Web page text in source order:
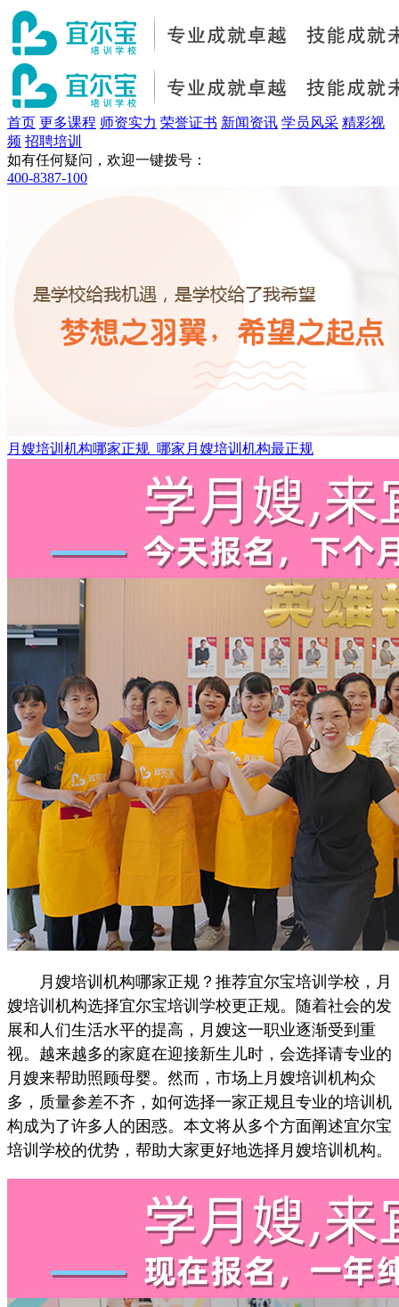
首页 更多课程 师资实力 荣誉证书 新闻资讯 学员风采 精彩视
频 招聘培训
如有任何疑问，欢迎一键拨号：
400-8387-100
月嫂培训机构哪家正规_哪家月嫂培训机构最正规
月嫂培训机构哪家正规？推荐宜尔宝培训学校，月
嫂培训机构选择宜尔宝培训学校更正规。随着社会的发
展和人们生活水平的提高，月嫂这一职业逐渐受到重
视。越来越多的家庭在迎接新生儿时，会选择请专业的
月嫂来帮助照顾母婴。然而，市场上月嫂培训机构众
多，质量参差不齐，如何选择一家正规且专业的培训机
构成为了许多人的困惑。本文将从多个方面阐述宜尔宝
培训学校的优势，帮助大家更好地选择月嫂培训机构。